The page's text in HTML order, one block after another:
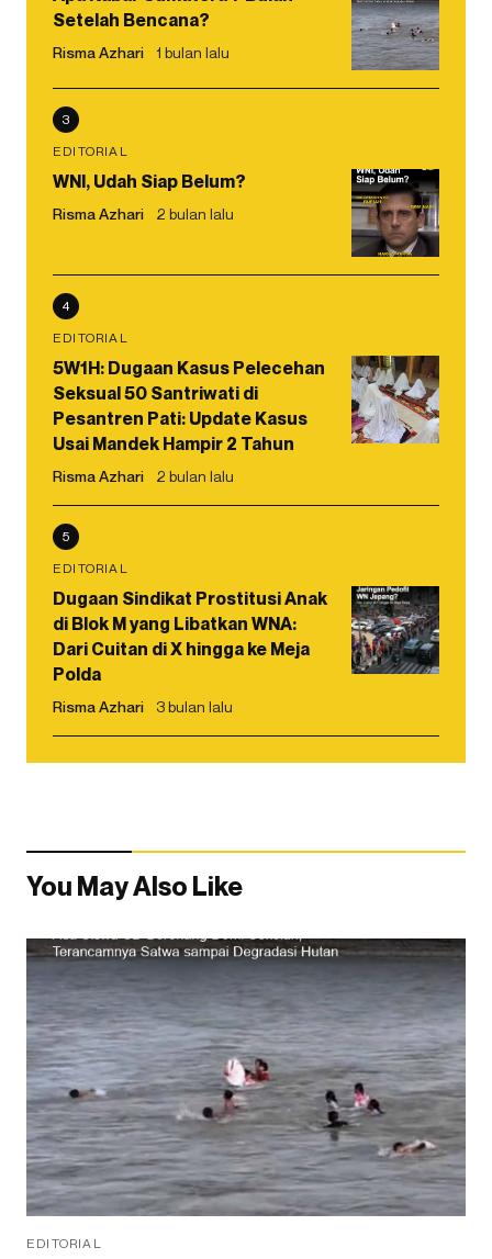
Setelah Bencana?
Risma Azhari 1 bulan lalu
3
EDITORIAL
WNI, Udah Siap Belum?
Risma Azhari 2 bulan lalu
4
EDITORIAL
5W1H: Dugaan Kasus Pelecehan
Seksual 50 Santriwati di
Pesantren Pati: Update Kasus
Usai Mandek Hampir 2 Tahun
Risma Azhari 2 bulan lalu
5
EDITORIAL
Dugaan Sindikat Prostitusi Anak
di Blok M yang Libatkan WNA:
Dari Cuitan di X hingga ke Meja
Polda
Risma Azhari 3 bulan lalu
You May Also Like
EDITORIAL